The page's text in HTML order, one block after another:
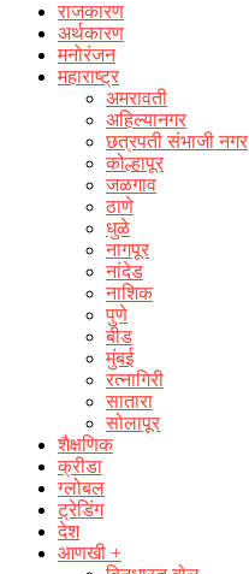
राजकारण
अर्थकारण
मनोरंजन
महाराष्ट्र
अमरावती
अहिल्यानगर
छत्रपती संभाजी नगर
कोल्हापूर
जळगाव
ठाणे
धुळे
नागपूर
नांदेड
नाशिक
पुणे
बीड
मुंबई
रत्नागिरी
सातारा
सोलापूर
शैक्षणिक
क्रीडा
ग्लोबल
ट्रेडिंग
देश
आणखी +